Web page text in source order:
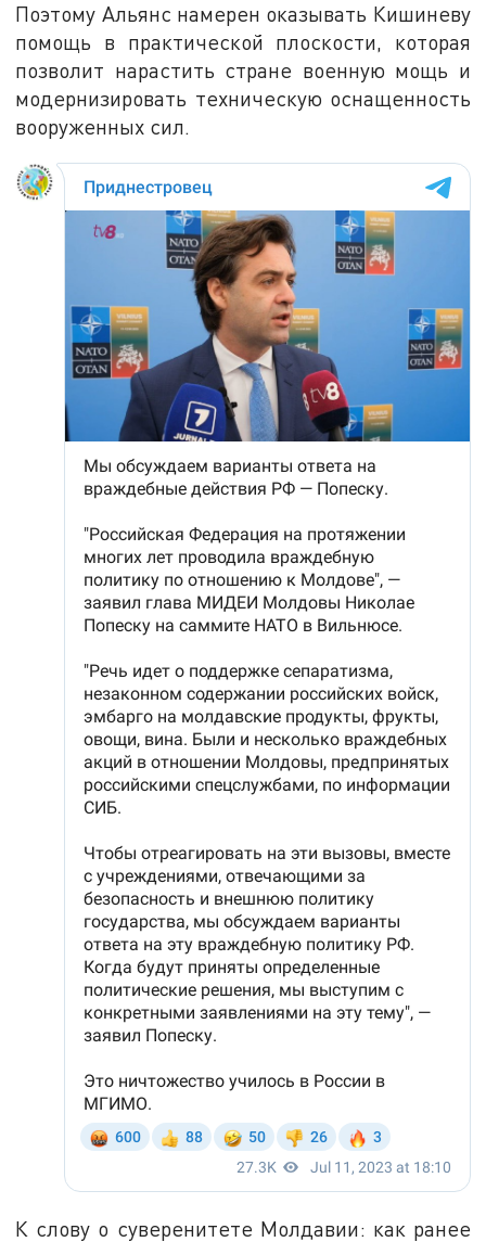
Поэтому Альянс намерен оказывать Кишиневу
помощь в практической плоскости, которая
позволит нарастить стране военную мощь и
модернизировать техническую оснащенность
вооруженных сил.
К слову о суверенитете Молдавии: как ранее